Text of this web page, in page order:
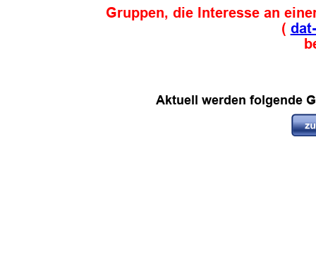
Gruppen, die Interesse an
(
Aktuell werden folgende